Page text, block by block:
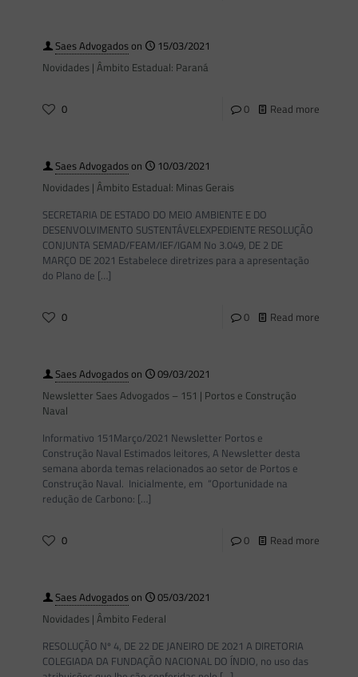
Saes Advogadoson
15/03/2021
Novidades | Âmbito Estadual: Paraná
0 0 Read more
Saes Advogadoson
10/03/2021
Novidades | Âmbito Estadual: Minas Gerais
SECRETARIA DE ESTADO DO MEIO AMBIENTE E DO
DESENVOLVIMENTO SUSTENTÁVELEXPEDIENTE RESOLUÇÃO
CONJUNTA SEMAD/FEAM/IEF/IGAM No 3.049, DE 2 DE
MARÇO DE 2021 Estabelece diretrizes para a apresentação
do Plano de […]
0 0 Read more
Saes Advogadoson
09/03/2021
Newsletter Saes Advogados – 151 | Portos e Construção
Naval
Informativo 151Março/2021 Newsletter Portos e
Construção Naval Estimados leitores, A Newsletter desta
semana aborda temas relacionados ao setor de Portos e
Construção Naval. Inicialmente, em “Oportunidade na
redução de Carbono: […]
0 0 Read more
Saes Advogadoson
05/03/2021
Novidades | Âmbito Federal
RESOLUÇÃO Nº 4, DE 22 DE JANEIRO DE 2021 A DIRETORIA
COLEGIADA DA FUNDAÇÃO NACIONAL DO ÍNDIO, no uso das